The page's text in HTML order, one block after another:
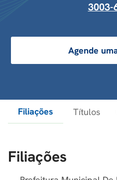
3003-
Agende
Filiações Títulos
Filiações